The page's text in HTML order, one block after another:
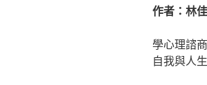
作者：林
學心理諮
自我與人